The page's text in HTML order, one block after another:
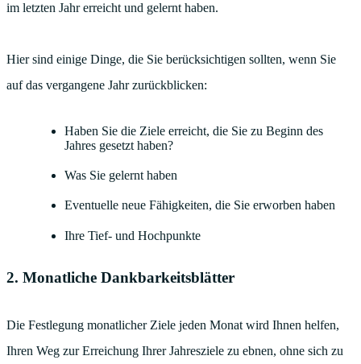
im letzten Jahr erreicht und gelernt haben.
Hier sind einige Dinge, die Sie berücksichtigen sollten, wenn Sie
auf das vergangene Jahr zurückblicken:
Haben Sie die Ziele erreicht, die Sie zu Beginn des
Jahres gesetzt haben?
Was Sie gelernt haben
Eventuelle neue Fähigkeiten, die Sie erworben haben
Ihre Tief- und Hochpunkte
2. Monatliche Dankbarkeitsblätter
Die Festlegung monatlicher Ziele jeden Monat wird Ihnen helfen,
Ihren Weg zur Erreichung Ihrer Jahresziele zu ebnen, ohne sich zu